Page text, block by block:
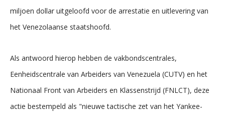
miljoen dollar uitgeloofd voor de arrestatie en uitlevering van
het Venezolaanse staatshoofd.
Als antwoord hierop hebben de vakbondscentrales,
Eenheidscentrale van Arbeiders van Venezuela (CUTV) en het
Nationaal Front van Arbeiders en Klassenstrijd (FNLCT), deze
actie bestempeld als "nieuwe tactische zet van het Yankee-